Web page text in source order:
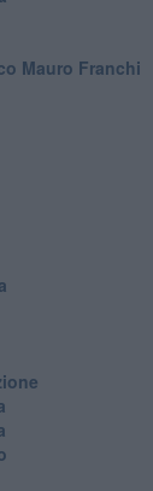
Mauro Franchi